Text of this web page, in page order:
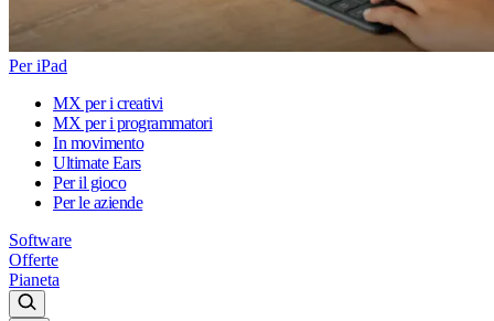
Per iPad
MX per i creativi
MX per i programmatori
In movimento
Ultimate Ears
Per il gioco
Per le aziende
Software
Offerte
Pianeta